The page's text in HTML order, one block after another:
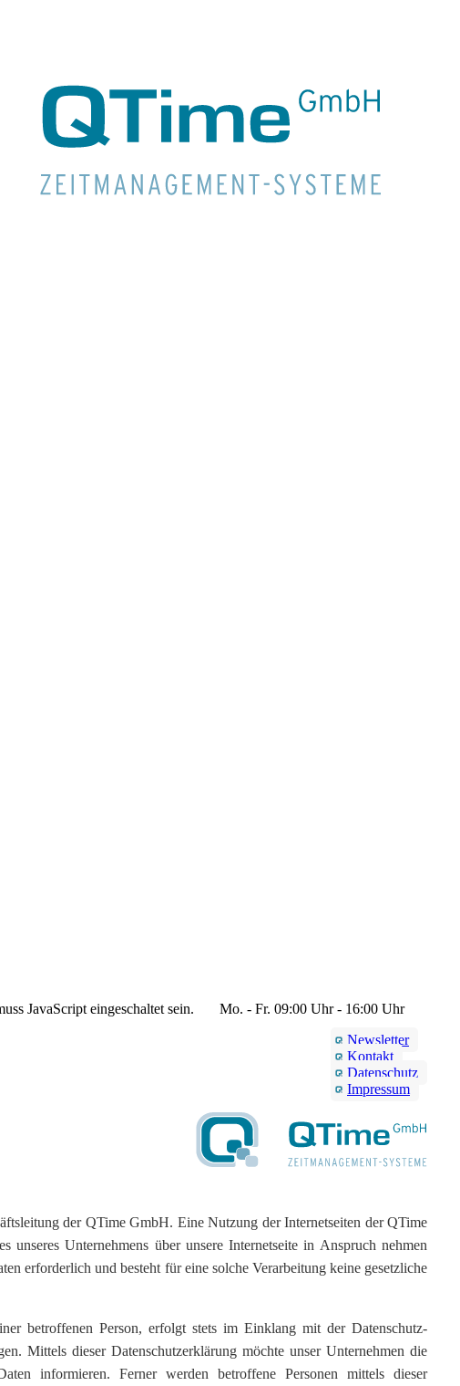
JavaScript eingeschaltet sein.
Mo. - Fr. 09:00 Uhr - 16:00 Uhr
Newsletter
Kontakt
Datenschutz
Impressum
der QTime GmbH. Eine Nutzung der Internetseiten der QTime
Unternehmens über unsere Internetseite in Anspruch nehmen
erforderlich und besteht für eine solche Verarbeitung keine gesetzliche
betroffenen Person, erfolgt stets im Einklang mit der Datenschutz-
Mittels dieser Datenschutzerklärung möchte unser Unternehmen die
informieren. Ferner werden betroffene Personen mittels dieser